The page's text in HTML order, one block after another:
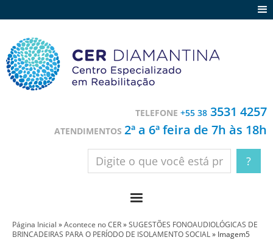
Contato
TELEFONE +55 38 3531 4257
ATENDIMENTOS 2ª a 6ª feira de 7h às 18h
Página Inicial »Acontece no CER»SUGESTÕES FONOAUDIOLÓGICAS DE
BRINCADEIRAS PARA O PERÍODO DE ISOLAMENTO SOCIAL» Imagem5